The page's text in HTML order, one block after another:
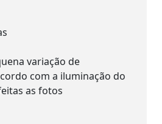
variação de
com a iluminação do
as fotos